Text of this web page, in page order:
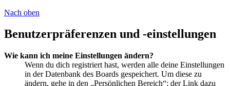
Nach oben
Benutzerpräferenzen und -einstellungen
Wie kann ich meine Einstellungen ändern?
Wenn du dich registriert hast, werden alle deine Einstellungen
in der Datenbank des Boards gespeichert. Um diese zu
ändern, gehe in den „Persönlichen Bereich“; der Link dazu